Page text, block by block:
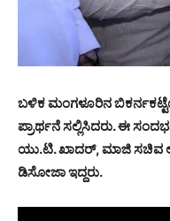
ಬಳಿಕ ಮಂಗಳೂರಿನ
ಪ್ರಾರ್ಥನೆ ಸಲ್ಲಿಸಿದರು. ಈ
ಯು.ಟಿ. ಖಾದರ್, ಮಾಜಿ ಸಚಿವ
ಡಿಸೋಜಾ ಇದ್ದರು.